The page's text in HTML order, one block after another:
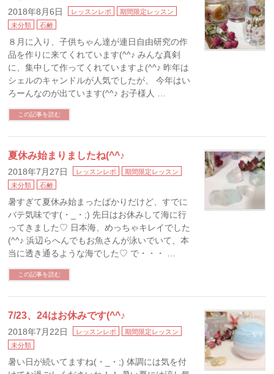
2018年8月6日 レッスンレポ
期間限定レッスン
未分類
石鹸
８月に入り、子供ちゃん達が連日自由研究の作
品を作りに来てくれています(^^♪ みんな真剣
に、集中して作ってくれていますよ(^^♪ 昨年は
シェルのキャンドルが人気でしたが、 今年はい
ろーんなのが出ています(^^♪ お子様人 …
この記事を読む
夏休み始まりましたね(^^♪
2018年7月27日 レッスンレポ
期間限定レッスン
未分類
石鹸
暑すぎて夏休み始まったばかりだけど、すでに
バテ気味です(・_・;) 先日はお休みして海に行
ってきました♡ 日本海、めっちゃキレイでした
(^^♪ 浜辺らへんでもお魚さんが泳いでいて、本
当に透き通るような海でした♡ で・・・ …
この記事を読む
7/23、24はお休みです(^^♪
2018年7月22日 レッスンレポ
期間限定レッスン
未分類
暑い日が続いてますね(・_・;) 体調には気を付